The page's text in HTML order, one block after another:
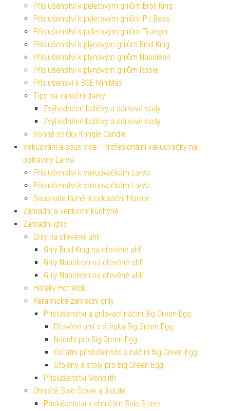
Příslušenství k peletovým grilům Broil King
Příslušenství k peletovým grilům Pit Boss
Příslušenství k peletovým grilům Traeger
Příslušenství k plynovým grilům Broil King
Příslušenství k plynovým grilům Napoleon
Příslušenství k plynovým grilům Rösle
Příslušensví k BGE MiniMax
Tipy na vánoční dárky
Zvýhodněné balíčky a dárkové sady
Zvýhodněné balíčky a dárkové sady
Vonné svíčky Kringle Candle
Vakuování a sous-vide - Profesionální vakuovačky na
potraviny La-Va
Příslušenství k vakuovačkám La-Va
Příslušenství k vakuovačkám La-Va
Sous-vide lázně a cirkulační hlavice
Zahradní a venkovní kuchyně
Zahradní grily
Grily na dřevěné uhlí
Grily Broil King na dřevěné uhlí
Grily Napoleon na dřevěné uhlí
Grily Napoleon na dřevěné uhlí
Hořáky Hot Wok
Keramické zahradní grily
Příslušenství a grilovací náčiní Big Green Egg
Dřevěné uhlí a štěpka Big Green Egg
Nádobí pro Big Green Egg
Ostatní příslušenství a náčiní Big Green Egg
Stojany a stoly pro Big Green Egg
Příslušenství Monolith
Ohniště Solo Stove a BioLite
Příslušenství k ohništím Solo Stove